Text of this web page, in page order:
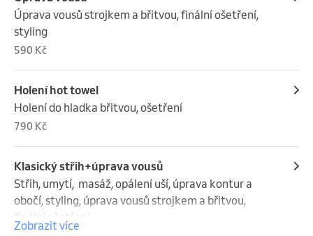
Úprava vousů strojkem a břitvou, finální ošetření,
styling
590 Kč
Holení hot towel
Holení do hladka břitvou, ošetření
790 Kč
Klasický střih+úprava vousů
Střih, umytí,  masáž, opálení uší, úprava kontur a
obočí, styling, úprava vousů strojkem a břitvou,
finální ošetření
Zobrazit více